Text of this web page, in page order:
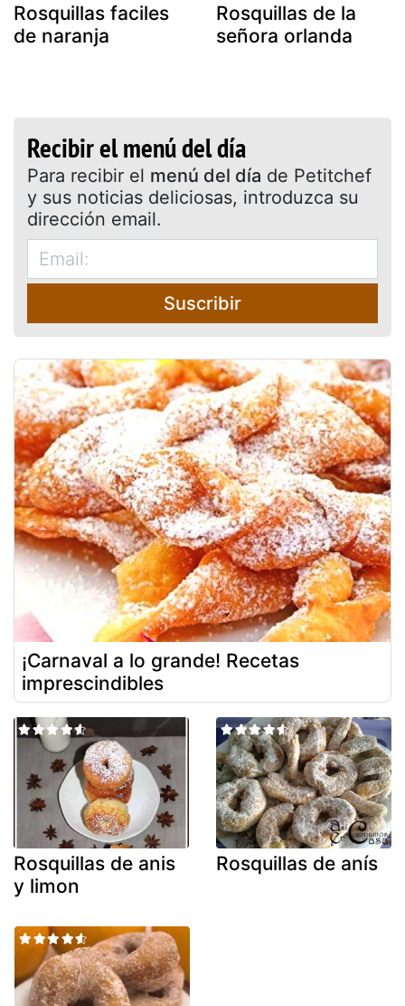
Rosquillas faciles
de naranja
Rosquillas de la
señora orlanda
Recibir el menú del día
Para recibir el menú del día de Petitchef
y sus noticias deliciosas, introduzca su
dirección email.
Suscribir
¡Carnaval a lo grande! Recetas
imprescindibles
Rosquillas de anis
y limon
Rosquillas de anís